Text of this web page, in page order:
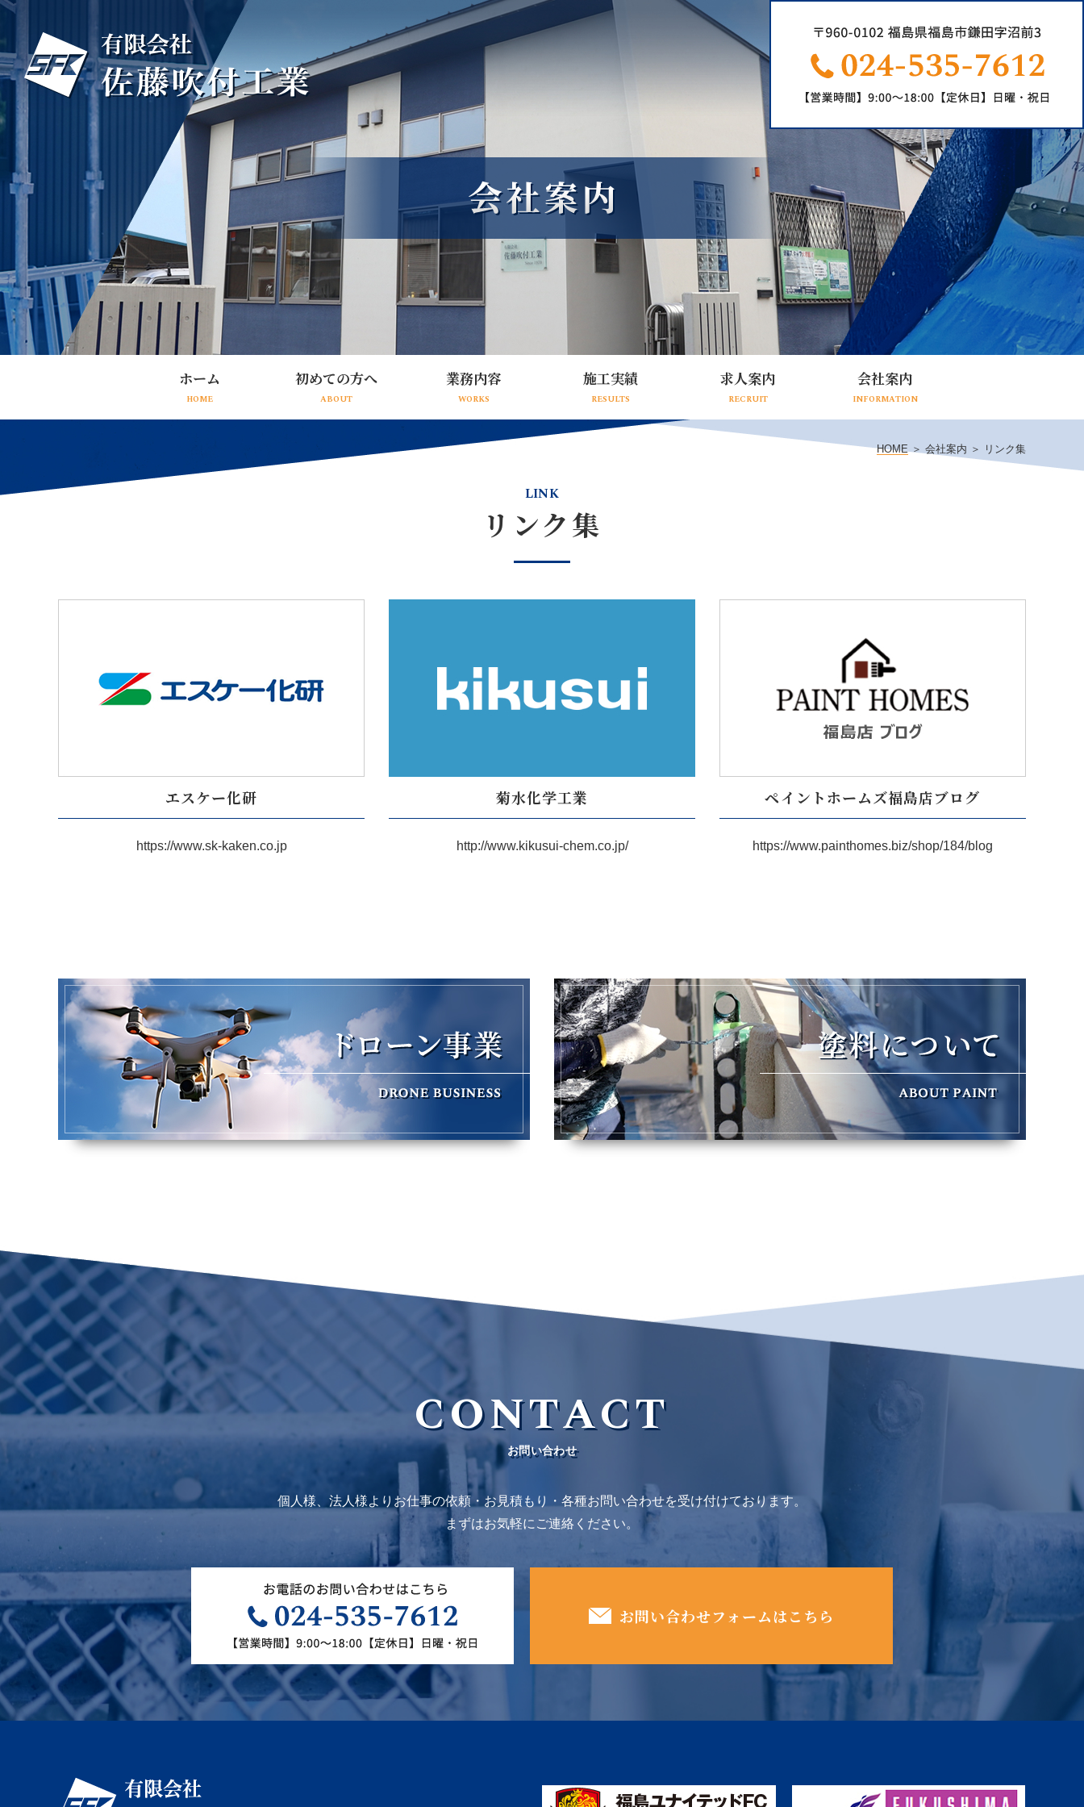
ホーム
HOME
初めての方へ
ABOUT
業務内容
WORKS
施工実績
RESULTS
求人案内
RECRUIT
会社案内
INFORMATION
HOME＞ 会社案内 ＞ リンク集
LINK
リンク集
エスケー化研
https://www.sk-kaken.co.jp
菊水化学工業
http://www.kikusui-chem.co.jp/
ペイントホームズ福島店ブログ
https://www.painthomes.biz/shop/184/blog
CONTACT
お問い合わせ
個人様、法人様よりお仕事の依頼・お見積もり・各種お問い合わせを受け付けております。
まずはお気軽にご連絡ください。
お問い合わせフォームはこちら